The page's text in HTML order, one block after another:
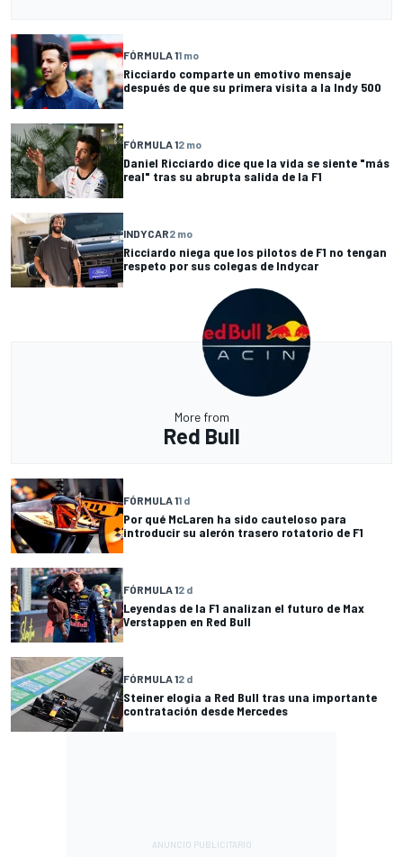
FÓRMULA 11 mo
Ricciardo comparte un emotivo mensaje
después de que su primera visita a la Indy 500
FÓRMULA 12 mo
Daniel Ricciardo dice que la vida se siente "más
real" tras su abrupta salida de la F1
INDYCAR2 mo
Ricciardo niega que los pilotos de F1 no tengan
respeto por sus colegas de Indycar
More from
Red Bull
FÓRMULA 11 d
Por qué McLaren ha sido cauteloso para
introducir su alerón trasero rotatorio de F1
FÓRMULA 12 d
Leyendas de la F1 analizan el futuro de Max
Verstappen en Red Bull
FÓRMULA 12 d
Steiner elogia a Red Bull tras una importante
contratación desde Mercedes